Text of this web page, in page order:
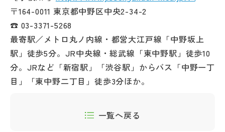
〒164-0011 東京都中野区中央2-34-2
☎ 03-3371-5268
最寄駅／メトロ丸ノ内線・都営大江戸線「中野坂上
駅」徒歩5分。JR中央線・総武線「東中野駅」徒歩10
分。JRなど「新宿駅」「渋谷駅」からバス「中野一丁
目」「東中野二丁目」徒歩3分ほか。
一覧へ戻る